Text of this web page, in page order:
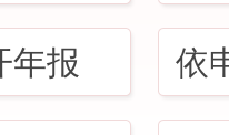
年报 依